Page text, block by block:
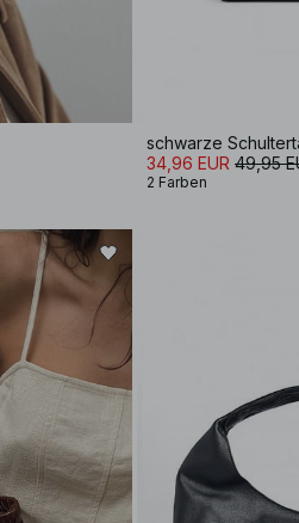
schwarze
34,96 EUR 49,95
2 Farben